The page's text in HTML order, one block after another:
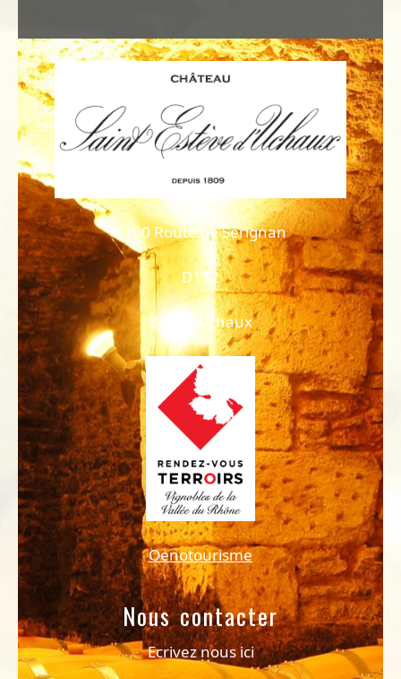
1100 Route de Sérignan
D172
84100 Uchaux
Oenotourisme
Nous contacter
Ecrivez nous ici